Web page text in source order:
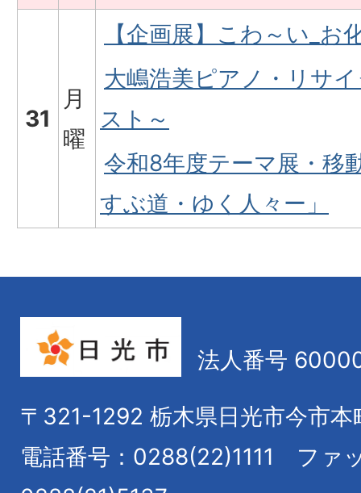
31
月
曜
【企画展】こわ～い_お
大嶋浩美ピアノ・リサ
スト～
令和8年度テーマ展・移
すぶ道・ゆく人々ー」
法人番号
〒321-1292 栃木県日光市今市本
電話番号：0288(22)1111
ファ